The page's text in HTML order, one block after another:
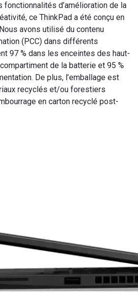
fonctionnalités d’amélioration de la
ce ThinkPad a été conçu en
avons utilisé du contenu
(PCC) dans différents
97 % dans les enceintes des haut-
de la batterie et 95 %
De plus, l’emballage est
recyclés et/ou forestiers
en carton recyclé post-